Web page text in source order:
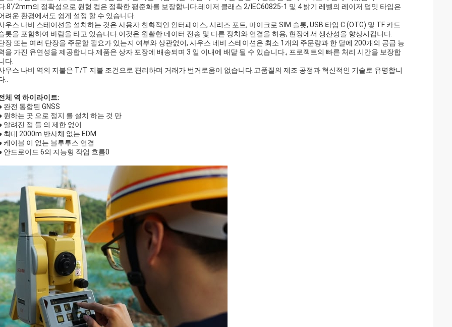
.8'/2mm의 정확성으로 원형 컵은 정확한 평준화를 보장합니다.레이저 클래스 2/IEC60825-1 및 4 밝기 레벨의 레이저 덤밋 타입은
려운 환경에서도 쉽게 설정 할 수 있습니다.
우스 나비 스테이션을 설치하는 것은 사용자 친화적인 인터페이스, 시리즈 포트, 마이크로 SIM 슬롯, USB 타입 C (OTG) 및 TF 카드
롯을 포함하여 바람을 타고 있습니다.이것은 원활한 데이터 전송 및 다른 장치와 연결을 허용, 현장에서 생산성을 향상시킵니다.
장 또는 여러 단장을 주문할 필요가 있는지 여부와 상관없이, 사우스 네비 스테이션은 최소 1개의 주문량과 한 달에 200개의 공급 능
을 가진 유연성을 제공합니다.제품은 상자 포장에 배송되며 3 일 이내에 배달 될 수 있습니다., 프로젝트의 빠른 처리 시간을 보장합
다.
우스 나비 역의 지불은 T/T 지불 조건으로 편리하며 거래가 번거로움이 없습니다.고품질의 제조 공정과 혁신적인 기술로 유명합니
..
체 역 하이라이트:
완전 통합된 GNSS
원하는 곳 으로 정지 를 설치 하는 것 만
알려진 점 들 의 제한 없이
최대 2000m 반사체 없는 EDM
케이블 이 없는 블루투스 연결
안드로이드 6의 지능형 작업 흐름0